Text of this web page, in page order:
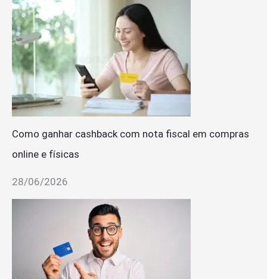
Como ganhar cashback com nota fiscal em compras
online e físicas
28/06/2026